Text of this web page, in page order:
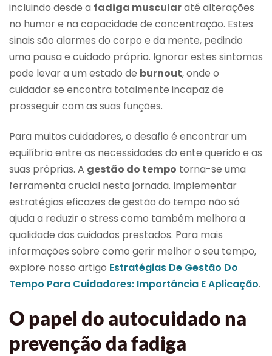
incluindo desde a fadiga muscularaté alterações
no humor e na capacidade de concentração. Estes
sinais são alarmes do corpo e da mente, pedindo
uma pausa e cuidado próprio. Ignorar estes sintomas
pode levar a um estado de burnout, onde o
cuidador se encontra totalmente incapaz de
prosseguir com as suas funções.
Para muitos cuidadores, o desafio é encontrar um
equilíbrio entre as necessidades do ente querido e as
suas próprias. A gestão do tempo torna-se uma
ferramenta crucial nesta jornada. Implementar
estratégias eficazes de gestão do tempo não só
ajuda a reduzir o stress como também melhora a
qualidade dos cuidados prestados. Para mais
informações sobre como gerir melhor o seu tempo,
explore nosso artigo Estratégias De Gestão Do
Tempo Para Cuidadores: Importância E Aplicação.
O papel do autocuidado na
prevenção da fadiga